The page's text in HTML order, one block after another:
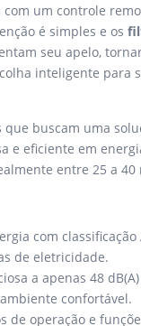
um controle
é simples e os
seu apelo,
inteligente para
que buscam uma
e eficiente em
entre 25 a 40
com classificação
de eletricidade.
a apenas 48
confortável.
de operação e